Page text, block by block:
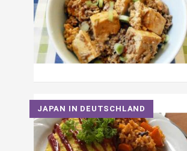
JAPAN IN DEUTSCHLAND